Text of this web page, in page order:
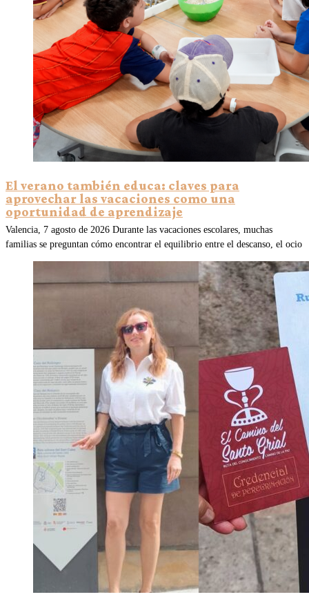
El verano también educa: claves para
aprovechar las vacaciones como una
oportunidad de aprendizaje
Valencia, 7 agosto de 2026 Durante las vacaciones escolares, muchas
familias se preguntan cómo encontrar el equilibrio entre el descanso, el ocio